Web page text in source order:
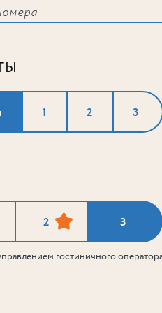
1 2 3
2 3
гостиничного